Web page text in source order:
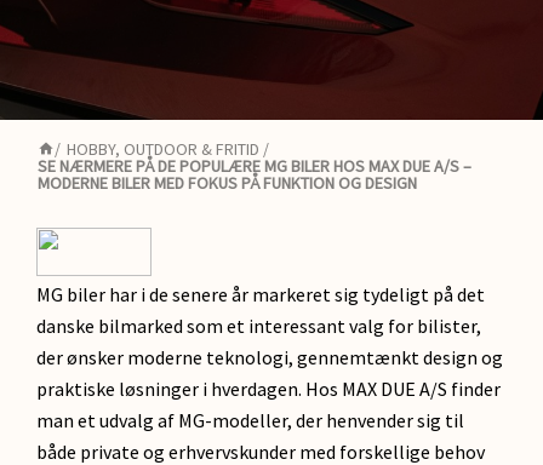
/ HOBBY, OUTDOOR & FRITID /
SE NÆRMERE PÅ DE POPULÆRE MG BILER HOS MAX DUE A/S –
MODERNE BILER MED FOKUS PÅ FUNKTION OG DESIGN
MG biler har i de senere år markeret sig tydeligt på det
danske bilmarked som et interessant valg for bilister,
der ønsker moderne teknologi, gennemtænkt design og
praktiske løsninger i hverdagen. Hos MAX DUE A/S finder
man et udvalg af MG-modeller, der henvender sig til
både private og erhvervskunder med forskellige behov